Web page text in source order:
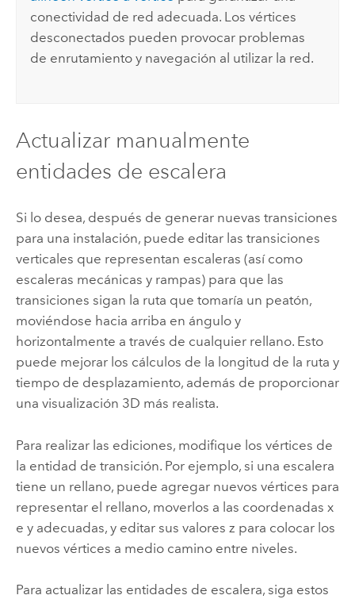
conectividad de red adecuada. Los vértices
desconectados pueden provocar problemas
de enrutamiento y navegación al utilizar la red.
Actualizar manualmente
entidades de escalera
Si lo desea, después de generar nuevas transiciones
para una instalación, puede editar las transiciones
verticales que representan escaleras (así como
escaleras mecánicas y rampas) para que las
transiciones sigan la ruta que tomaría un peatón,
moviéndose hacia arriba en ángulo y
horizontalmente a través de cualquier rellano. Esto
puede mejorar los cálculos de la longitud de la ruta y
tiempo de desplazamiento, además de proporcionar
una visualización 3D más realista.
Para realizar las ediciones, modifique los vértices de
la entidad de transición. Por ejemplo, si una escalera
tiene un rellano, puede agregar nuevos vértices para
representar el rellano, moverlos a las coordenadas x
e y adecuadas, y editar sus valores z para colocar los
nuevos vértices a medio camino entre niveles.
Para actualizar las entidades de escalera, siga estos